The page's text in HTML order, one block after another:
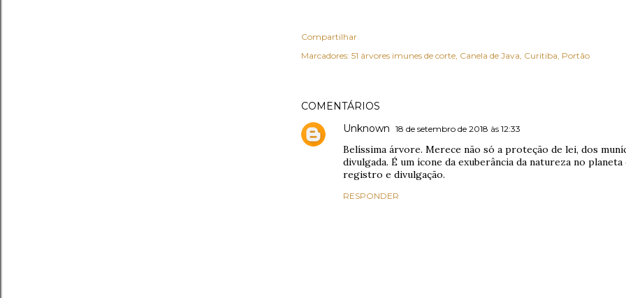
Compartilhar
Marcadores: 51 árvores imunes de corte Canela de Java Curitiba Portão
COMENTÁRIOS
Unknown 18 de setembro de 2018 às 12:33
Belíssima árvore. Merece não só a proteção de lei, dos
divulgada. É um ícone da exuberância da natureza no
registro e divulgação.
RESPONDER